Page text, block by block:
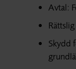
Avtal:
Skydd